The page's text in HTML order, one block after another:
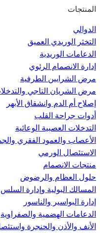
المنتجات
الدوالي
التخثر الوريدي العميق
الدعامات الوريدية
إدارة الانصمام الرئوي
مرض الشرايين الطرفية
مرض الشريان التاجي
إصلاح أم الدم وانشقاق الأبهر
أدوات جراحة القلب
التدخلات العصبية الوعائية
الأعصاب والعمود الفقري
الاستئصال الورمي
منتجات الانصمام
حلول العظام والرضوض
المسالك البولية وإدارة السلس
إدارة البواسير والناسور
الدعامات الهضمية والصفراوية
الأنف والأذن والحنجرة